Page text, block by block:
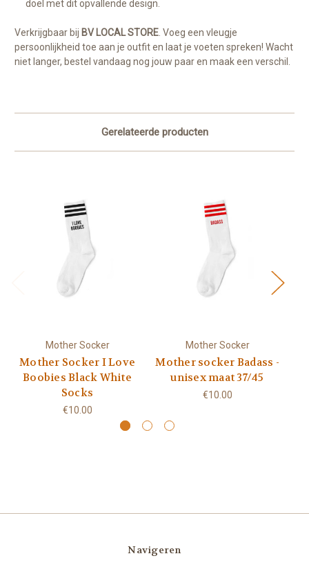
doel met dit opvallende design.
Verkrijgbaar bij BV LOCAL STORE . Voeg een vleugje
persoonlijkheid toe aan je outfit en laat je voeten spreken! Wacht
niet langer, bestel vandaag nog jouw paar en maak een verschil.
Gerelateerde producten
Mother Socker
Mother Socker I Love
Boobies Black White
Socks
€10.00
Mother Socker
Mother socker Badass -
unisex maat 37/45
€10.00
Navigeren